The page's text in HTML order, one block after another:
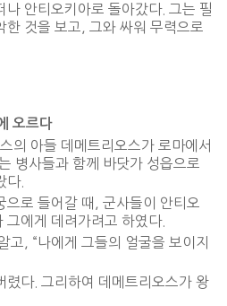
나 안티오키아로 돌아갔다. 그는 필
한 것을 보고, 그와 싸워 무력으로
오르다
의 아들 데메트리오스가 로마에서
병사들과 함께 바닷가 성읍으로
다.
으로 들어갈 때, 군사들이 안티오
그에게 데려가려고 하였다.
고, “나에게 그들의 얼굴을 보이지
렸다. 그리하여 데메트리오스가 왕